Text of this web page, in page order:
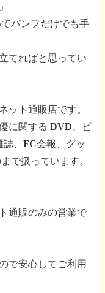
パンフだけでも手
てればと思ってい
ット通販店です。
に関する DVD、ビ
、FC会報、グッ
で扱っています。
通販のみの営業で
で安心してご利用